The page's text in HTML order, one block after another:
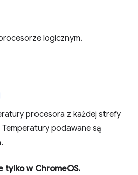
logicznym.
procesora z każdej strefy
podawane są
tylko w ChromeOS.